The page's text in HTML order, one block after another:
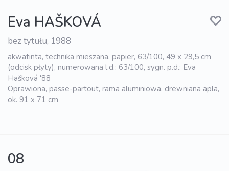
Eva HAŠKOVÁ
bez tytułu, 1988
akwatinta, technika mieszana, papier, 63/100, 49 x 29,5 cm
(odcisk płyty), numerowana l.d.: 63/100, sygn. p.d.: Eva
Hašková '88
Oprawiona, passe-partout, rama aluminiowa, drewniana apla,
ok. 91 x 71 cm
08